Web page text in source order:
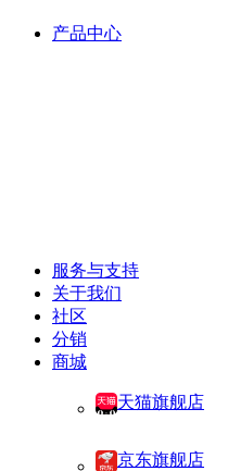
产品中心
服务与支持
关于我们
社区
分销
商城
天猫旗舰店
京东旗舰店